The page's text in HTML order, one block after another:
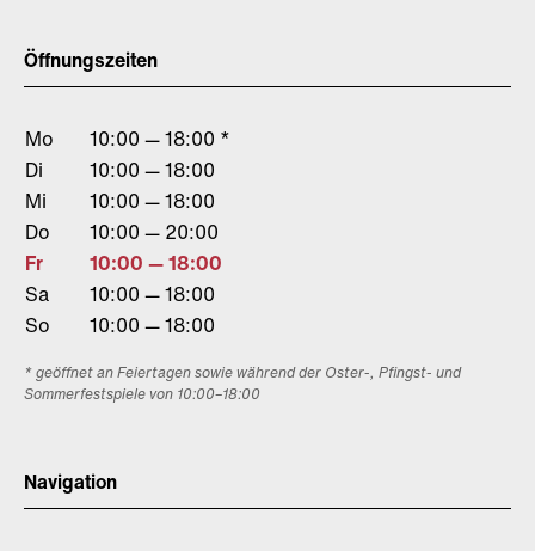
Öffnungszeiten
Mo
10:00 — 18:00 *
Di
10:00 — 18:00
Mi
10:00 — 18:00
Do
10:00 — 20:00
Fr
10:00 — 18:00
Sa
10:00 — 18:00
So
10:00 — 18:00
* geöffnet an Feiertagen sowie während der Oster-, Pfingst- und
Sommerfestspiele von 10:00–18:00
Navigation